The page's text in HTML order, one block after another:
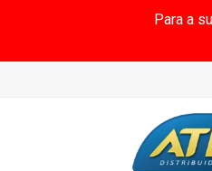
Para a